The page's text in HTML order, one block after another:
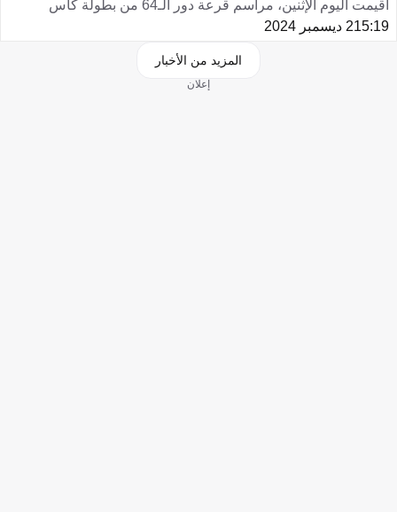
أقيمت اليوم الإثنين، مراسم قرعة دور الـ64 من بطولة كأس
15:192 ديسمبر 2024
المزيد من الأخبار
إعلان